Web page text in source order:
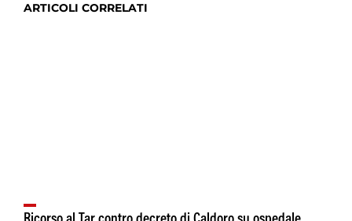
ARTICOLI CORRELATI